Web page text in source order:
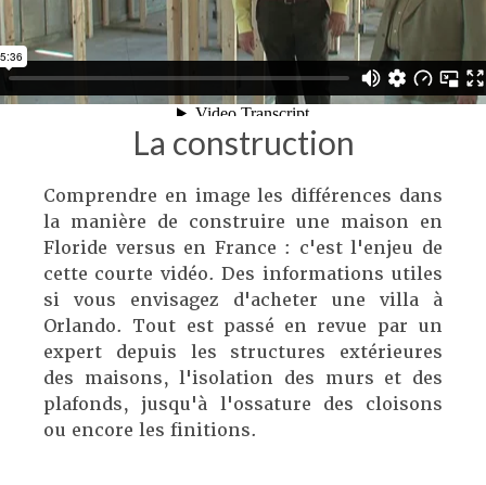
La construction
Comprendre en image les différences dans
la manière de construire une maison en
Floride versus en France : c'est l'enjeu de
cette courte vidéo. Des informations utiles
si vous envisagez d'acheter une villa à
Orlando. Tout est passé en revue par un
expert depuis les structures extérieures
des maisons, l'isolation des murs et des
plafonds, jusqu'à l'ossature des cloisons
ou encore les finitions.